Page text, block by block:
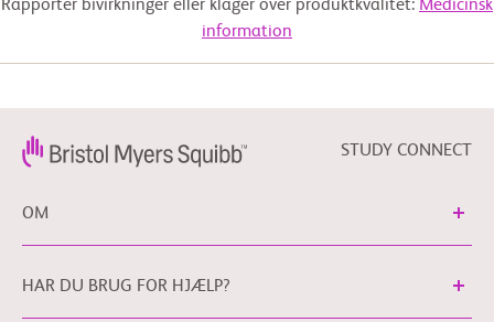
Rapporter bivirkninger eller klager over produktkvalitet: Medicinsk
information
STUDY CONNECT
OM
HAR DU BRUG FOR HJÆLP?